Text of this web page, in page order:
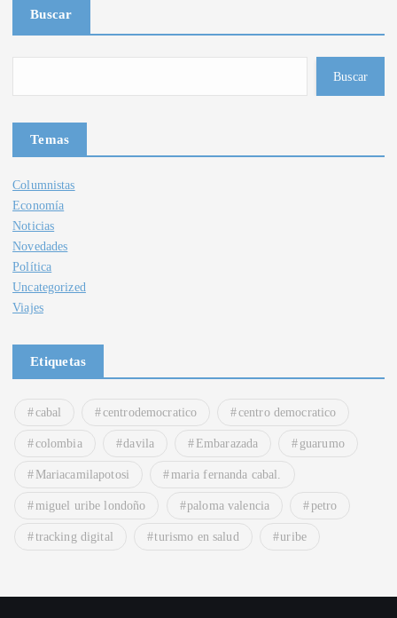
Buscar
Buscar
Temas
Columnistas
Economía
Noticias
Novedades
Política
Uncategorized
Viajes
Etiquetas
cabal centrodemocratico centro democratico
colombia davila Embarazada guarumo
Mariacamilapotosi maria fernanda cabal.
miguel uribe londoño paloma valencia petro
tracking digital turismo en salud uribe